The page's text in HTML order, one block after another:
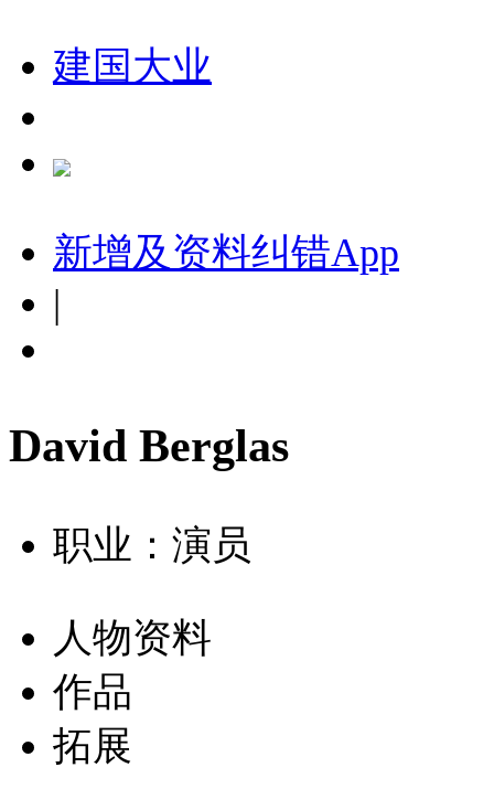
建国大业
新增及资料纠错App
|
David Berglas
职业：演员
人物资料
作品
拓展